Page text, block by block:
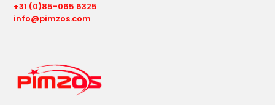
+31 (0)85-065 6325
info@pimzos.com